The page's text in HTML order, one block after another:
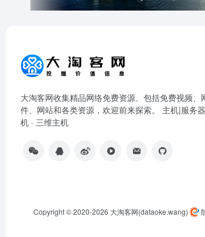
大淘客网收集精品网络免费资源、包括免费视频、
件、网站和各类资源，欢迎前来探索。 主机|服务器
机 · 三维主机
Copyright © 2020-2026 大淘客网(dataoke.wang)